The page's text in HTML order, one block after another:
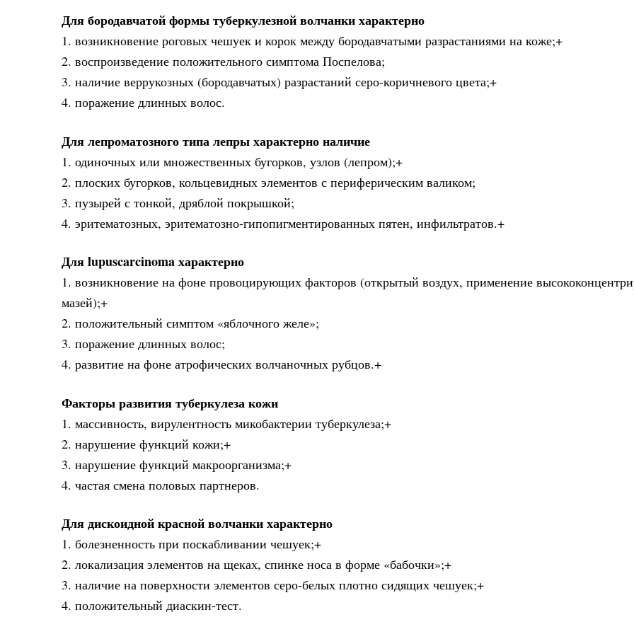
Для бородавчатой формы туберкулезной волчанки характерно
1. возникновение роговых чешуек и корок между бородавчатыми разрастаниями на коже;+
2. воспроизведение положительного симптома Поспелова;
3. наличие веррукозных (бородавчатых) разрастаний серо-коричневого цвета;+
4. поражение длинных волос.
Для лепроматозного типа лепры характерно наличие
1. одиночных или множественных бугорков, узлов (лепром);+
2. плоских бугорков, кольцевидных элементов с периферическим валиком;
3. пузырей с тонкой, дряблой покрышкой;
4. эритематозных, эритематозно-гипопигментированных пятен, инфильтратов.+
Для lupuscarcinoma характерно
1. возникновение на фоне провоцирующих факторов (открытый воздух, применение
мазей);+
2. положительный симптом «яблочного желе»;
3. поражение длинных волос;
4. развитие на фоне атрофических волчаночных рубцов.+
Факторы развития туберкулеза кожи
1. массивность, вирулентность микобактерии туберкулеза;+
2. нарушение функций кожи;+
3. нарушение функций макроорганизма;+
4. частая смена половых партнеров.
Для дискоидной красной волчанки характерно
1. болезненность при поскабливании чешуек;+
2. локализация элементов на щеках, спинке носа в форме «бабочки»;+
3. наличие на поверхности элементов серо-белых плотно сидящих чешуек;+
4. положительный диаскин-тест.